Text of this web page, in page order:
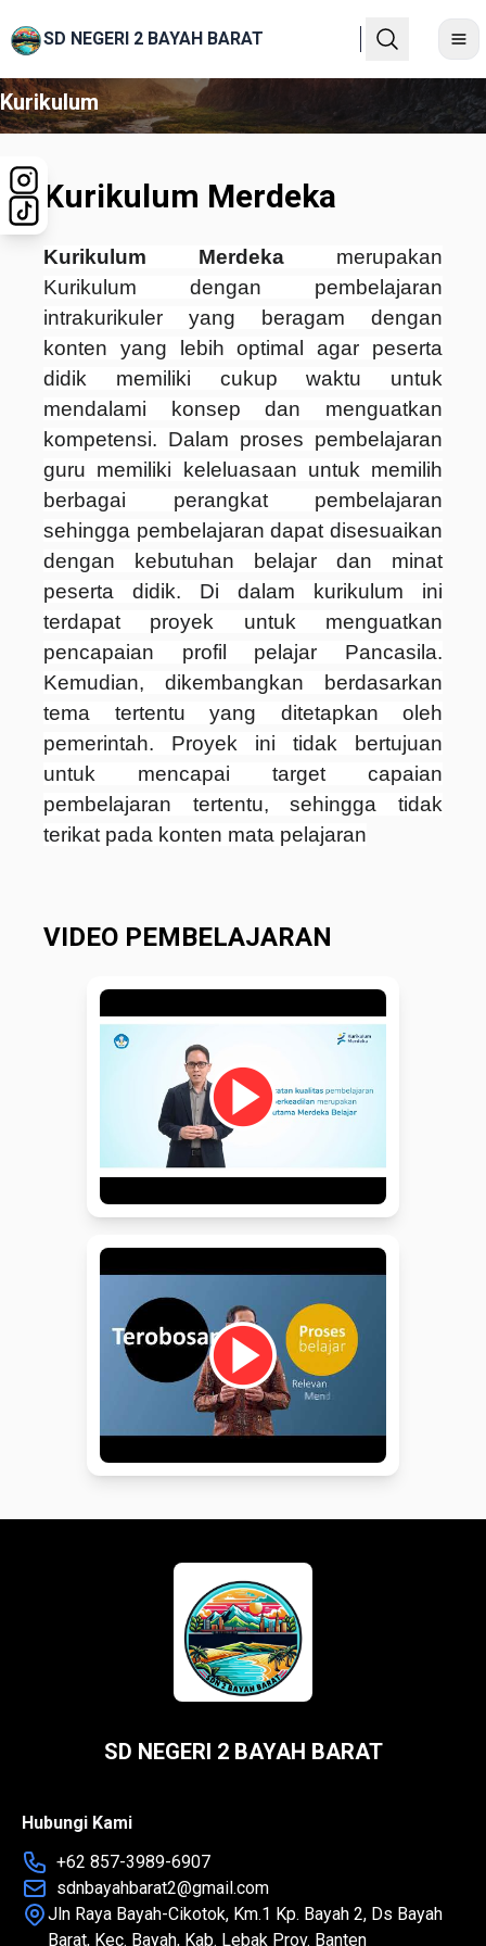
SD NEGERI 2 BAYAH BARAT
Kurikulum
Kurikulum Merdeka
Kurikulum Merdeka merupakan
Kurikulum dengan pembelajaran
intrakurikuler yang beragam dengan
konten yang lebih optimal agar peserta
didik memiliki cukup waktu untuk
mendalami konsep dan menguatkan
kompetensi. Dalam proses pembelajaran
guru memiliki keleluasaan untuk memilih
berbagai perangkat pembelajaran
sehingga pembelajaran dapat disesuaikan
dengan kebutuhan belajar dan minat
peserta didik. Di dalam kurikulum ini
terdapat proyek untuk menguatkan
pencapaian profil pelajar Pancasila.
Kemudian, dikembangkan berdasarkan
tema tertentu yang ditetapkan oleh
pemerintah. Proyek ini tidak bertujuan
untuk mencapai target capaian
pembelajaran tertentu, sehingga tidak
terikat pada konten mata pelajaran
VIDEO PEMBELAJARAN
SD NEGERI 2 BAYAH BARAT
Hubungi Kami
+62 857-3989-6907
sdnbayahbarat2@gmail.com
Jln Raya Bayah-Cikotok, Km.1 Kp. Bayah 2, Ds Bayah
Barat, Kec. Bayah, Kab. Lebak Prov. Banten